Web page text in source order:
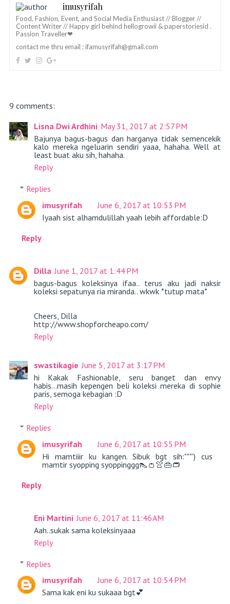
imusyrifah
Food, Fashion, Event, and Social Media Enthusiast // Blogger //
Content Writer // Happy girl behind hellogrowii & paperstoriesid .
Passion Traveller❤
contact me thru email :ifamusyrifah@gmail.com
9 comments:
Lisna Dwi Ardhini May 31, 2017 at 2:57 PM
Bajunya bagus-bagus dan harganya tidak semencekik
kalo mereka ngeluarin sendiri yaaa, hahaha. Well at
least buat aku sih, hahaha.
Reply
Replies
imusyrifah
June 6, 2017 at 10:53 PM
Iyaah sist alhamdulillah yaah lebih affordable:D
Reply
Dilla June 1, 2017 at 1:44 PM
bagus-bagus koleksinya ifaa.. terus aku jadi naksir
koleksi sepatunya ria miranda.. wkwk *tutup mata*
Cheers, Dilla
http://www.shopforcheapo.com/
Reply
swastikagie June 5, 2017 at 3:17 PM
hi Kakak Fashionable, seru banget dan envy
habis...masih kepengen beli koleksi mereka di sophie
paris, semoga kebagian :D
Reply
Replies
imusyrifah
June 6, 2017 at 10:55 PM
Hi mamtiiir ku kangen. Sibuk bgt sih:"""') cus
mamtir syopping syoppinggg👠👛👚👜👝
Reply
Eni Martini June 6, 2017 at 11:46 AM
Aah..sukak sama koleksinyaaa
Reply
Replies
imusyrifah
June 6, 2017 at 10:54 PM
Sama kak eni ku sukaaa bgt💕